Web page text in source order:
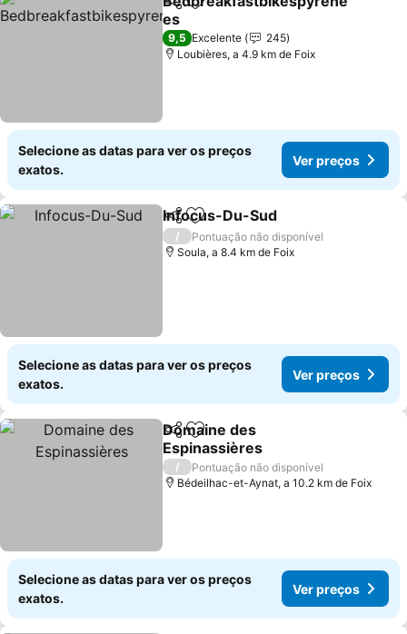
PartilharAdicionar aos favoritos
es
Ver preços
9,5 Excelente
245
Loubières, a 4.9 km de Foix
Selecione as datas para ver os preços
exatos.
Ver preços
PartilharAdicionar aos favoritos
Infocus-Du-Sud
/
Pontuação não disponível
Soula, a 8.4 km de Foix
Selecione as datas para ver os preços
exatos.
Ver preços
PartilharAdicionar aos favoritos
Domaine des
Espinassières
Ver preços
/
Pontuação não disponível
Bédeilhac-et-Aynat, a 10.2 km de Foix
Selecione as datas para ver os preços
exatos.
Ver preços